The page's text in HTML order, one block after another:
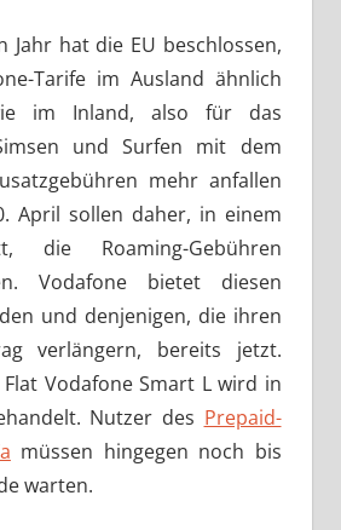
Jahr hat die EU beschlossen,
Tarife im Ausland ähnlich
im Inland, also für das
und Surfen mit dem
mehr anfallen
April sollen daher, in einem
die Roaming-Gebühren
Vodafone bietet diesen
und denjenigen, die ihren
verlängern, bereits jetzt.
Vodafone Smart L wird in
Nutzer des Prepaid-
müssen hingegen noch bis
warten.